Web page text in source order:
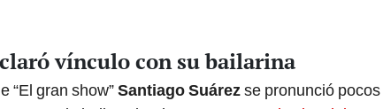
vínculo con su bailarina
“El gran show”Santiago Suárezse pronunció pocos